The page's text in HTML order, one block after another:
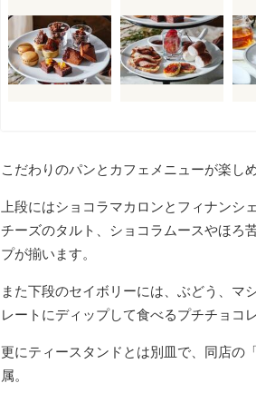
こだわりのパンとカフェメニューが楽し
上段にはショコラマカロンとフィナン
チーズのタルト、ショコラムースやほろ
プが揃います。
また下段のセイボリーには、ぶどう、マ
レートにディップして食べるプチチョコ
更にティースタンドとは別皿で、同店の
属。